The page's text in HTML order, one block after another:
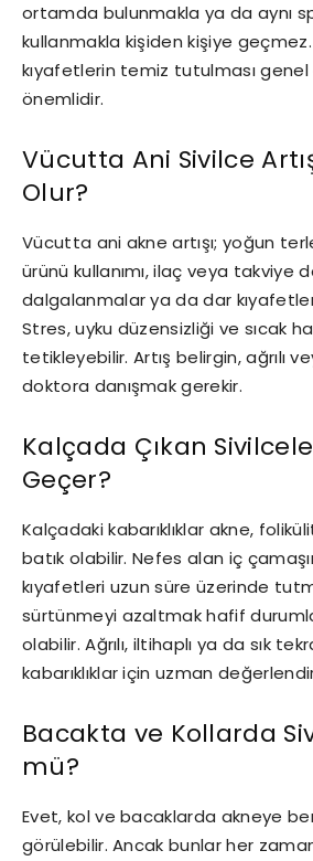
ortamda bulunmakla ya da aynı
kullanmakla kişiden kişiye
kıyafetlerin temiz tutulması genel
önemlidir.
Vücutta Ani Sivilce
Olur?
Vücutta ani akne artışı; yoğun
ürünü kullanımı, ilaç veya takviye
dalgalanmalar ya da dar
Stres, uyku düzensizliği ve sıcak
tetikleyebilir. Artış belirgin, ağrılı
doktora danışmak gerekir.
Kalçada Çıkan
Geçer?
Kalçadaki kabarıklıklar akne,
batık olabilir. Nefes alan iç
kıyafetleri uzun süre üzerinde
sürtünmeyi azaltmak hafif
olabilir. Ağrılı, iltihaplı ya da sık
kabarıklıklar için uzman
Bacakta ve Kollarda
mü?
Evet, kol ve bacaklarda akneye
görülebilir. Ancak bunlar her